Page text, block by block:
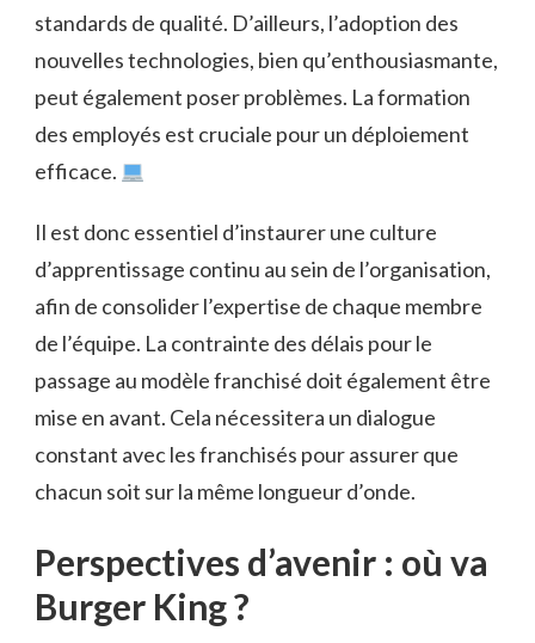
standards de qualité. D’ailleurs, l’adoption des
nouvelles technologies, bien qu’enthousiasmante,
peut également poser problèmes. La formation
des employés est cruciale pour un déploiement
efficace.
Il est donc essentiel d’instaurer une culture
d’apprentissage continu au sein de l’organisation,
afin de consolider l’expertise de chaque membre
de l’équipe. La contrainte des délais pour le
passage au modèle franchisé doit également être
mise en avant. Cela nécessitera un dialogue
constant avec les franchisés pour assurer que
chacun soit sur la même longueur d’onde.
Perspectives d’avenir : où va
Burger King ?